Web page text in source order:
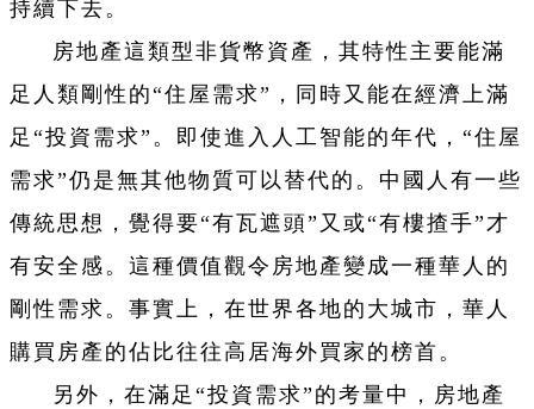
持續下去。
房地產這類型非貨幣資產，其特性主要能滿
足人類剛性的“住屋需求”，同時又能在經濟上滿
足“投資需求”。即使進入人工智能的年代，“住屋
需求”仍是無其他物質可以替代的。中國人有一些
傳統思想，覺得要“有瓦遮頭”又或“有樓揸手”才
有安全感。這種價值觀令房地產變成一種華人的
剛性需求。事實上，在世界各地的大城市，華人
購買房產的佔比往往高居海外買家的榜首。
另外，在滿足“投資需求”的考量中，房地產